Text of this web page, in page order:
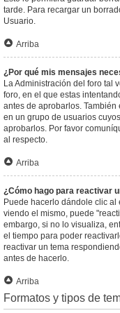
tarde. Para recargar un
Usuario.
Arriba
¿Por qué mis mensajes
La Administración del foro tal
foro, en el que estas
antes de aprobarlos.
en un grupo de usuarios
aprobarlos. Por favor
al respecto.
Arriba
¿Cómo hago para reactivar
Puede hacerlo dándole clic
viendo el mismo, puede
embargo, si no lo visualiza,
el tiempo para poder
reactivar un tema
antes de hacerlo.
Arriba
Formatos y tipos de